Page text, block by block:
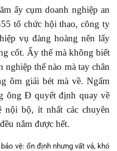
ấy cụm doanh nghiệp an
tổ chức hội thao, công ty
vụ đàng hoàng nên lấy
cốt. Ấy thế mà không biết
nghiệp thế nào mà tay chân
ôm giải bét mà về. Ngấm
ông Đ quyết định quay về
bộ, ít nhất các chuyên
nắm được hết.